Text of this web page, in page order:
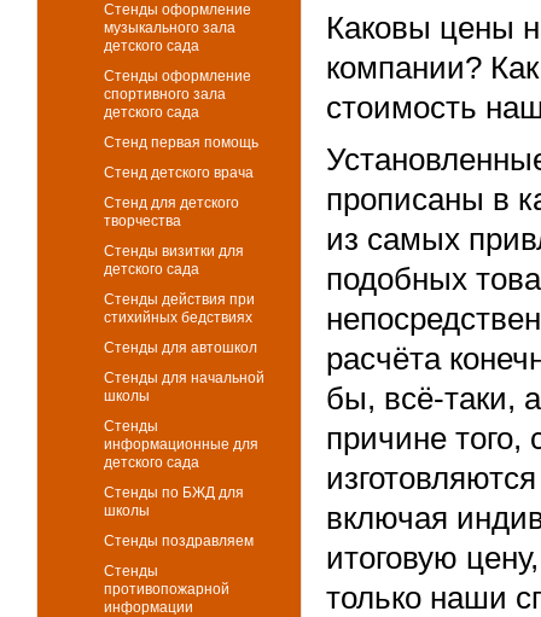
Стенды оформление
музыкального зала
детского сада
Стенды оформление
спортивного зала
детского сада
Стенд первая помощь
Стенд детского врача
Стенд для детского
творчества
Стенды визитки для
детского сада
Стенды действия при
стихийных бедствиях
Стенды для автошкол
Стенды для начальной
школы
Стенды
информационные для
детского сада
Стенды по БЖД для
школы
Стенды поздравляем
Стенды
противопожарной
информации
Каковы цены
компании?
стоимость
прописаны в
из самых
подобных
расчёта
бы, всё-таки,
причине
включая
итоговую
только наши